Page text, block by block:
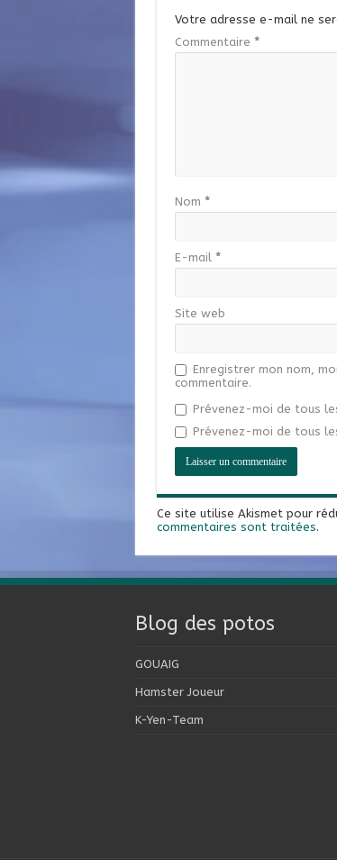
Votre adresse e-mail ne
Commentaire *
Nom *
E-mail *
Site web
Enregistrer mon nom,
commentaire.
Prévenez-moi de tous
Prévenez-moi de tous
Ce site utilise Akismet pour
commentaires sont traitées.
Blog des potos
GOUAIG
Hamster Joueur
K-Yen-Team